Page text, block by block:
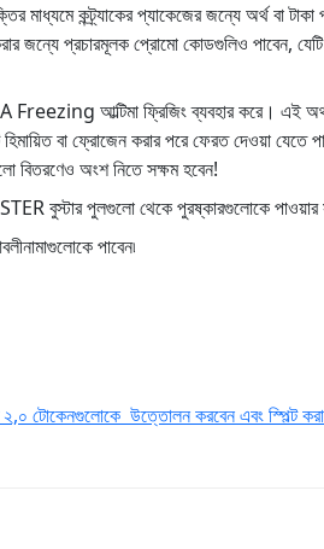
কন্ট্র্যাকের প্যাকেজের জন্যে অর্থ বা টাকা
জন্যে প্রচারমূলক প্রোমো কোডগুলিও পাবেন,
Freezing আল্টিমা ফ্রিজিং ব্যবহার করে। এই
হিমায়িত বা ফ্রোজেন করার পরে ফেরত দেওয়া
বিতরণেও অংশ নিতে সক্ষম হবেন!
বুস্টার পুলগুলো থেকে পুরষ্কারগুলোকে
পাবেন৷
টোকেনগুলোকে উত্তোলন করবেন এবং স্পিল্ট